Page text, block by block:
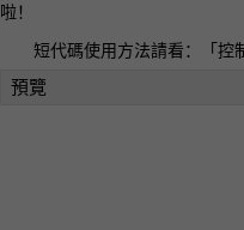
啦！
短代碼使用方法請看：「控
預覽